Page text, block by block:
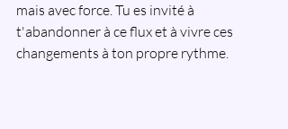
mais avec force. Tu es invité à
t'abandonner à ce flux et à vivre ces
changements à ton propre rythme.